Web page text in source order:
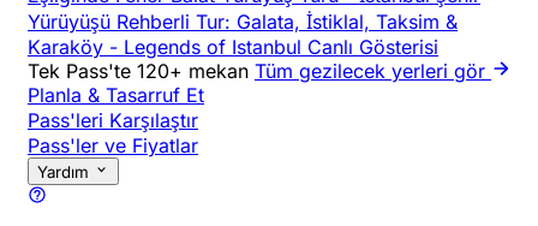
Yürüyüşü Rehberli Tur: Galata, İstiklal, Taksim &
Karaköy - Legends of Istanbul Canlı Gösterisi
Tek Pass'te 120+ mekan Tüm gezilecek yerleri gör
Planla & Tasarruf Et
Pass'leri Karşılaştır
Pass'ler ve Fiyatlar
Yardım